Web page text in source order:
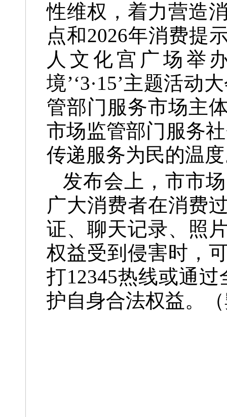
性维权，着力营造
点和2026年消费提
人文化宫广场
境’‘3·15’主题活动
管部门服务市场主
市场监管部门服务
传递服务为民的温
发布会上，市市
广大消费者在消费
证、聊天记录、照
权益受到侵害时，
打12345热线或通
护自身合法权益。